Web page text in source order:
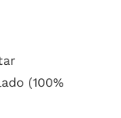
(100%